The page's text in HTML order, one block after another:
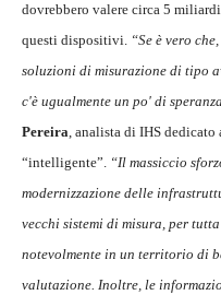
dovrebbero valere circa 5
questi dispositivi. “Se è vero
soluzioni di misurazione di tipo
c'è ugualmente un po' di
Pereira, analista di IHS
“intelligente”. “Il massiccio
modernizzazione delle
vecchi sistemi di misura, per
notevolmente in un territorio di
valutazione. Inoltre, le